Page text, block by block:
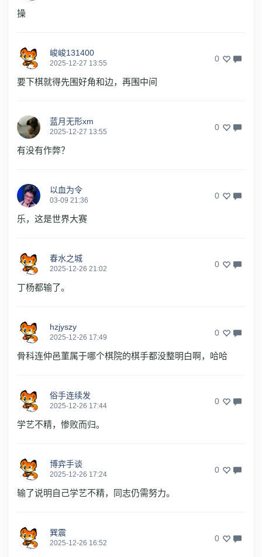
操
峻峻131400
2025-12-27 13:55 0
要下棋就得先围好角和边，再围中间
蓝月无形xm
2025-12-27 13:55 0
有没有作弊？
以血为令
03-09 21:36 0
乐，这是世界大赛
春水之城
2025-12-26 21:02 0
丁杨都输了。
hzjyszy
2025-12-26 17:49 0
骨科连仲邑菫属于哪个棋院的棋手都没整明白啊，哈哈
俗手连续发
2025-12-26 17:44 0
学艺不精，惨败而归。
博弈手谈
2025-12-26 17:24 0
输了说明自己学艺不精，同志仍需努力。
巽震
2025-12-26 16:52 0